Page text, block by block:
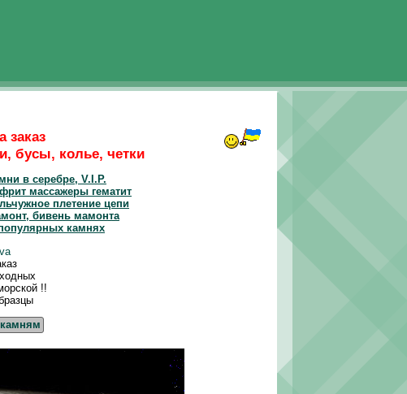
заказ
бусы, колье, четки
в серебре, V.I.P.
массажеры гематит
плетение цепи
бивень мамонта
камнях
!!